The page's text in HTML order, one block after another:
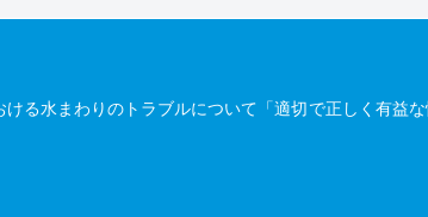
る水まわりのトラブルについて「適切で正しく有益